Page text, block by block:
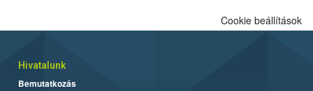
Cookie beállítások
Hivatalunk
Bemutatkozás